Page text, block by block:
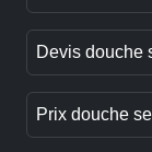
Devis douche
Prix douche